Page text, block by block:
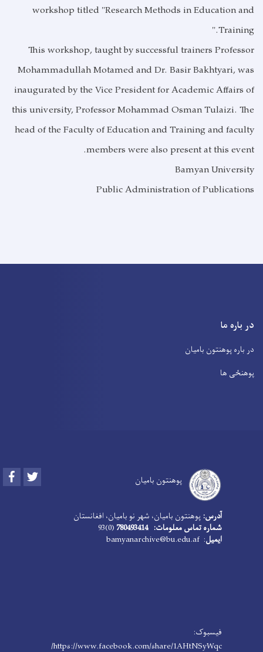
workshop titled "Research Methods in Education and
Training."
This workshop, taught by successful trainers Professor
Mohammadullah Motamed and Dr. Basir Bakhtyari, was
inaugurated by the Vice President for Academic Affairs of
this university, Professor Mohammad Osman Tulaizi. The
head of the Faculty of Education and Training and faculty
members were also present at this event.
Bamyan University
Public Administration of Publications
در باره ما
در باره پوهنتون بامیان
پوهنځی ها
پوهنتون بامیان Facebook
آدرس: پوهنتون بامیان، شهر نو بامیان، افغانستان
شماره تماس معلومات: 780493414
(0)93
ایمیل: bamyanarchive@bu.edu.af
فیسبوک:
https://www.facebook.com/share/1AHtNSyWqc/